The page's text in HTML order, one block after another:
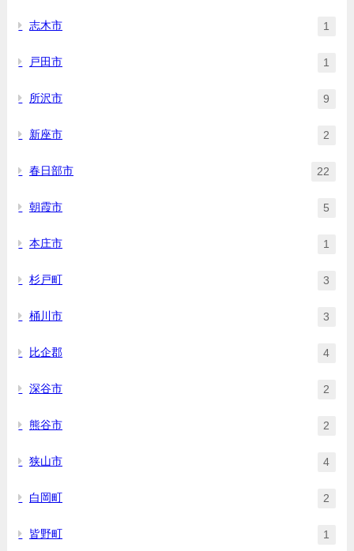
志木市 1
戸田市 1
所沢市 9
新座市 2
春日部市 22
朝霞市 5
本庄市 1
杉戸町 3
桶川市 3
比企郡 4
深谷市 2
熊谷市 2
狭山市 4
白岡町 2
皆野町 1